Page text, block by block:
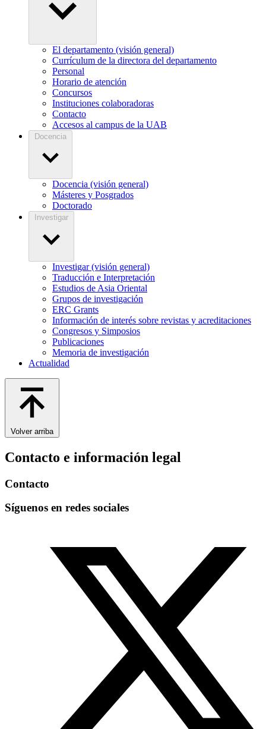
El departamento (visión general)
Currículum de la directora del departamento
Personal
Horario de atención
Concursos
Instituciones colaboradoras
Contacto
Accesos al campus de la UAB
Docencia
Docencia (visión general)
Másteres y Posgrados
Doctorado
Investigar
Investigar (visión general)
Traducción e Interpretación
Estudios de Asia Oriental
Grupos de investigación
ERC Grants
Información de interés sobre revistas y acreditaciones
Congresos y Simposios
Publicaciones
Memoria de investigación
Actualidad
Volver arriba
Contacto e información legal
Contacto
Síguenos en redes sociales